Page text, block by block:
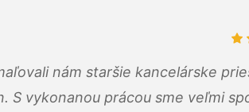
nám staršie kancelárske
S vykonanou prácou sme veľmi